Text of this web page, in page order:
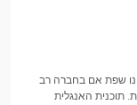
שפת אם בחברה רב
תוכנית האנגלית